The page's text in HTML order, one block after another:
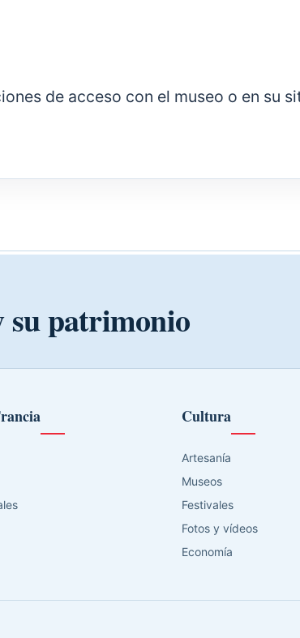
de acceso con el museo o en su
su patrimonio
Cultura
Artesanía
Museos
Festivales
Fotos y vídeos
Economía